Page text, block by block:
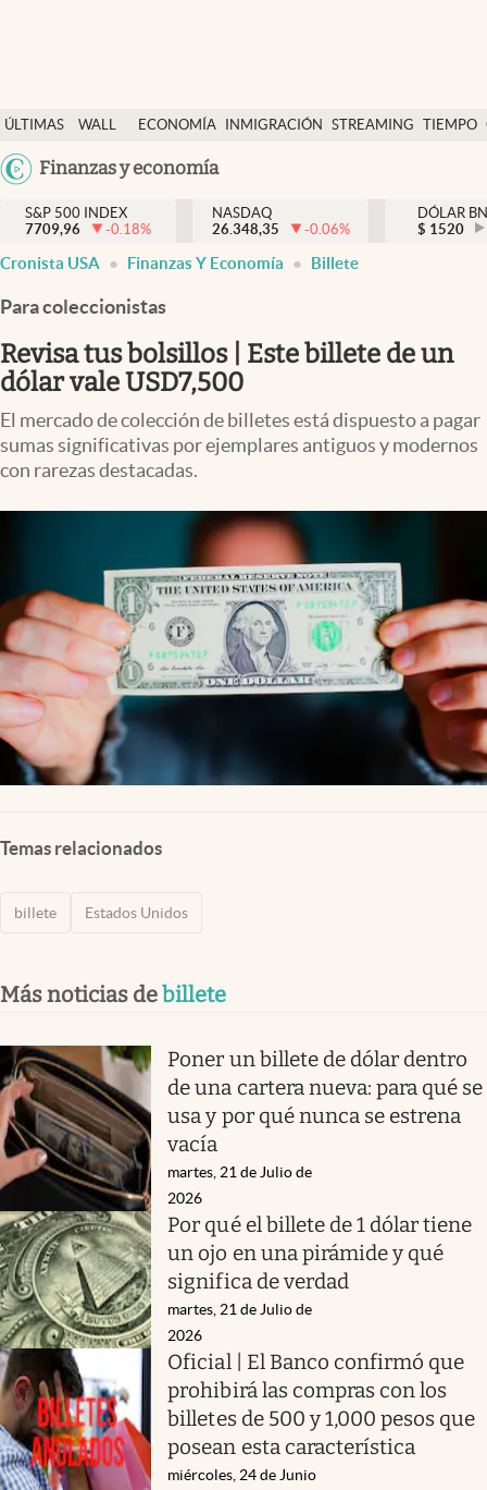
ÚLTIMAS
NOTICIAS
WALL
DÓLAR
ECONOMÍA INMIGRACIÓN STREAMING TIEMPO
México
Finanzas y economía
Finanzas y economía
Wall Street y dólar
Inmigración
Espiritual
Streaming
PC y mobile
S&P 500 INDEX
7709,96
-0.18%
NASDAQ
26.348,35
-0.06%
DÓLAR
$ 1520
Cronista USA Finanzas Y Economía Billete
Para coleccionistas
Revisa tus bolsillos | Este billete de un
dólar vale USD7,500
El mercado de colección de billetes está dispuesto a pagar
sumas significativas por ejemplares antiguos y modernos
con rarezas destacadas.
Temas relacionados
billete Estados Unidos
Más noticias debillete
Poner un billete de dólar dentro
de una cartera nueva: para qué se
usa y por qué nunca se estrena
vacía
martes, 21 de Julio de
2026
Por qué el billete de 1 dólar tiene
un ojo en una pirámide y qué
significa de verdad
martes, 21 de Julio de
2026
Oficial | El Banco confirmó que
prohibirá las compras con los
billetes de 500 y 1,000 pesos que
posean esta característica
miércoles, 24 de Junio